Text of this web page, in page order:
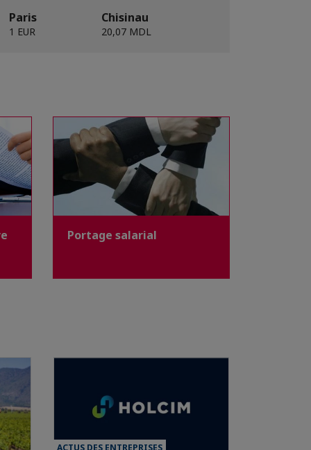
Paris
1 EUR
Chisinau
20,07 MDL
Portage salarial
ACTUS DES ENTREPRISES